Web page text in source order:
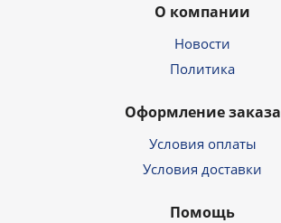
О компании
Новости
Политика
Оформление заказа
Условия оплаты
Условия доставки
Помощь